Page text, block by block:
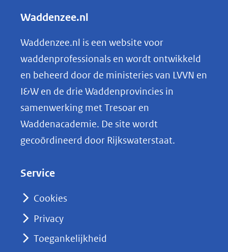
e
n
o
p
k
e
nieuw
Waddenzee.nl
Waddenzee.nl is een website voor
waddenprofessionals en wordt ontwikkeld
en beheerd door de ministeries van LVVN en
I&W en de drie Waddenprovincies in
samenwerking met Tresoar en
Waddenacademie. De site wordt
gecoördineerd door Rijkswaterstaat.
Service
Cookies
Privacy
Toegankelijkheid